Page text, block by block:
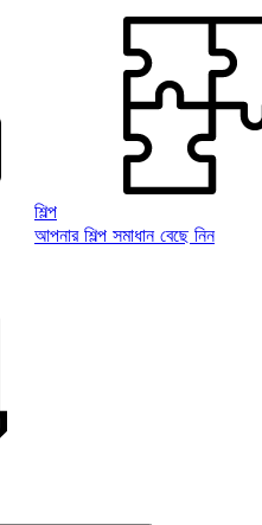
শিল্প
আপনার শিল্প সমাধান বেছে নিন